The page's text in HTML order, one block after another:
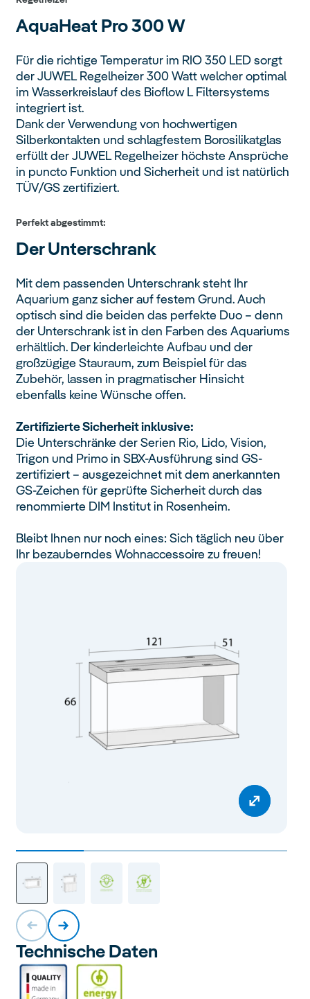
AquaHeat Pro300 W
Für die richtige Temperatur im RIO 350 LED sorgt
der JUWEL Regelheizer 300 Watt welcher optimal
im Wasserkreislauf des Bioflow L Filtersystems
integriert ist.
Dank der Verwendung von hochwertigen
Silberkontakten und schlagfestem Borosilikatglas
erfüllt der JUWEL Regelheizer höchste Ansprüche
in puncto Funktion und Sicherheit und ist natürlich
TÜV/GS zertifiziert.
Perfekt abgestimmt:
DerUnterschrank
Mit dem passenden Unterschrank steht Ihr
Aquarium ganz sicher auf festem Grund. Auch
optisch sind die beiden das perfekte Duo – denn
der Unterschrank ist in den Farben des Aquariums
erhältlich. Der kinderleichte Aufbau und der
großzügige Stauraum, zum Beispiel für das
Zubehör, lassen in pragmatischer Hinsicht
ebenfalls keine Wünsche offen.
Zertifizierte Sicherheit inklusive:
Die Unterschränke der Serien Rio, Lido, Vision,
Trigon und Primo in SBX-Ausführung sind GS-
zertifiziert – ausgezeichnet mit dem anerkannten
GS-Zeichen für geprüfte Sicherheit durch das
renommierte DIM Institut in Rosenheim.
Bleibt Ihnen nur noch eines: Sich täglich neu über
Ihr bezauberndes Wohnaccessoire zu freuen!
Technische Daten